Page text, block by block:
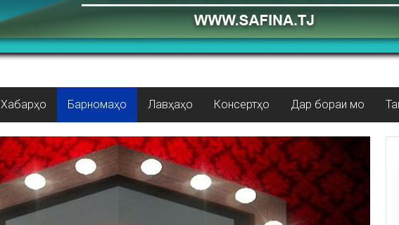
Хабарҳо Барномаҳо Лавҳаҳо Консертҳо Дар бораи мо